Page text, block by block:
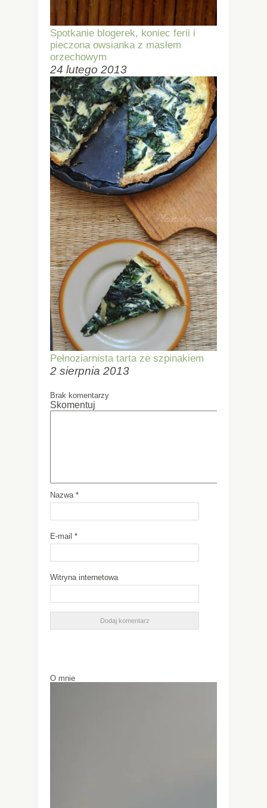
Spotkanie blogerek, koniec ferii i
pieczona owsianka z masłem
orzechowym
24 lutego 2013
Pełnoziarnista tarta ze szpinakiem
2 sierpnia 2013
Brak komentarzy
Skomentuj
Nazwa *
E-mail *
Witryna internetowa
O mnie